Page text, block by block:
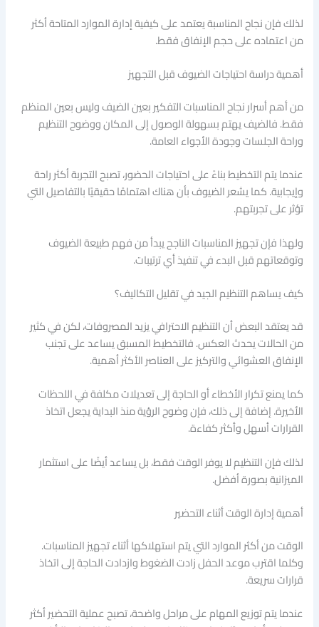
لذلك فإن نجاح المناسبة يعتمد على كيفية إدارة الموارد المتاحة أكثر
من اعتماده على حجم الإنفاق فقط.
أهمية دراسة احتياجات الضيوف قبل التجهيز
من أهم أسرار نجاح المناسبات التفكير بعين الضيف وليس بعين المنظم
فقط. فالضيف يهتم بسهولة الوصول إلى المكان ووضوح التنظيم
وراحة الجلسات وجودة الأجواء العامة.
عندما يتم التخطيط بناءً على احتياجات الحضور، تصبح التجربة أكثر راحة
وإيجابية. كما يشعر الضيوف بأن هناك اهتمامًا حقيقيًا بالتفاصيل التي
تؤثر على تجربتهم.
ولهذا فإن تجهيز المناسبات الناجح يبدأ من فهم طبيعة الضيوف
وتوقعاتهم قبل البدء في تنفيذ أي ترتيبات.
كيف يساهم التنظيم الجيد في تقليل التكاليف؟
قد يعتقد البعض أن التنظيم الاحترافي يزيد المصروفات، لكن في كثير
من الحالات يحدث العكس. فالتخطيط المسبق يساعد على تجنب
الإنفاق العشوائي والتركيز على العناصر الأكثر أهمية.
كما يمنع تكرار الأخطاء أو الحاجة إلى تعديلات مكلفة في اللحظات
الأخيرة. إضافة إلى ذلك، فإن وضوح الرؤية منذ البداية يجعل اتخاذ
القرارات أسهل وأكثر كفاءة.
لذلك فإن التنظيم لا يوفر الوقت فقط، بل يساعد أيضًا على استثمار
الميزانية بصورة أفضل.
أهمية إدارة الوقت أثناء التحضير
الوقت من أكثر الموارد التي يتم استهلاكها أثناء تجهيز المناسبات.
وكلما اقترب موعد الحفل زادت الضغوط وازدادت الحاجة إلى اتخاذ
قرارات سريعة.
عندما يتم توزيع المهام على مراحل واضحة، تصبح عملية التحضير أكثر